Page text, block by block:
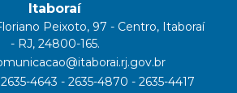
Itaboraí
Peixoto, 97 - Centro, Itaboraí
- RJ, 24800-165.
2635-4643 - 2635-4870 - 2635-4417